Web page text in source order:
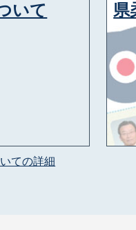
いて
ての詳細
県